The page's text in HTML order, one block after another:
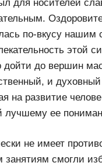
для носителей
по-вкусу нашим
этой
до вершин
и
на развитие
лучшему ее
не имеет
смогли